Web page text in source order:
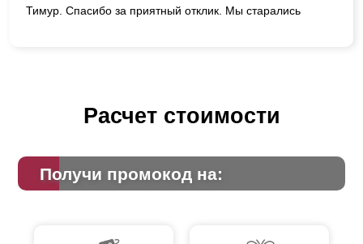
Тимур. Спасибо за приятный отклик. Мы старались
Расчет стоимости
Получи промокод на: